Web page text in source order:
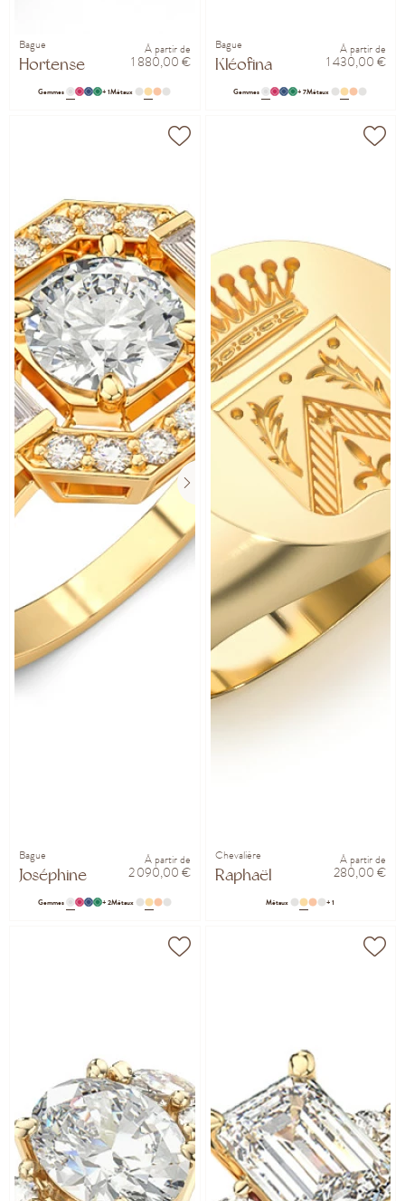
Bague
Hortense
À partir de
1 880,00 €
Gemmes + 1Métaux
Bague
Kléofina
À partir de
1 430,00 €
Gemmes + 7Métaux
Bague
Joséphine
À partir de
2 090,00 €
Gemmes + 2Métaux
Chevalière
Raphaël
À partir de
280,00 €
Métaux + 1